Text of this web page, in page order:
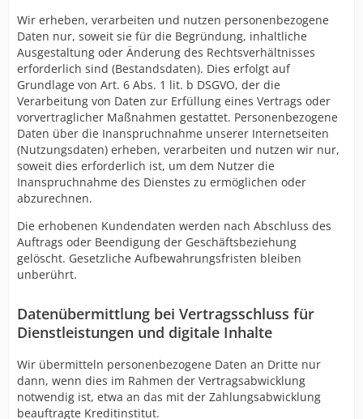
Wir erheben, verarbeiten und nutzen personenbezogene
Daten nur, soweit sie für die Begründung, inhaltliche
Ausgestaltung oder Änderung des Rechtsverhältnisses
erforderlich sind (Bestandsdaten). Dies erfolgt auf
Grundlage von Art. 6 Abs. 1 lit. b DSGVO, der die
Verarbeitung von Daten zur Erfüllung eines Vertrags oder
vorvertraglicher Maßnahmen gestattet. Personenbezogene
Daten über die Inanspruchnahme unserer Internetseiten
(Nutzungsdaten) erheben, verarbeiten und nutzen wir nur,
soweit dies erforderlich ist, um dem Nutzer die
Inanspruchnahme des Dienstes zu ermöglichen oder
abzurechnen.
Die erhobenen Kundendaten werden nach Abschluss des
Auftrags oder Beendigung der Geschäftsbeziehung
gelöscht. Gesetzliche Aufbewahrungsfristen bleiben
unberührt.
Datenübermittlung bei Vertragsschluss für
Dienstleistungen und digitale Inhalte
Wir übermitteln personenbezogene Daten an Dritte nur
dann, wenn dies im Rahmen der Vertragsabwicklung
notwendig ist, etwa an das mit der Zahlungsabwicklung
beauftragte Kreditinstitut.